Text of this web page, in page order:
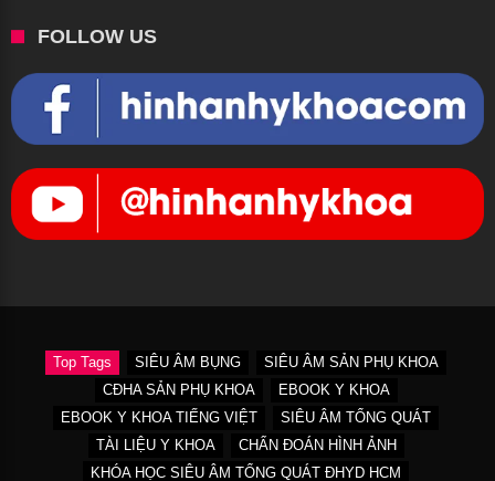
FOLLOW US
Top Tags SIÊU ÂM BỤNG
SIÊU ÂM SẢN PHỤ KHOA
CĐHA SẢN PHỤ KHOA
EBOOK Y KHOA
EBOOK Y KHOA TIẾNG VIỆT
SIÊU ÂM TỔNG QUÁT
TÀI LIỆU Y KHOA
CHẨN ĐOÁN HÌNH ẢNH
KHÓA HỌC SIÊU ÂM TỔNG QUÁT ĐHYD HCM